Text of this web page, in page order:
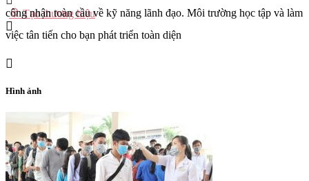
Tạo thương hiệu
công nhận toàn cầu về kỹ năng lãnh đạo. Môi trường học tập và làm
việc tân tiến cho bạn phát triển toàn diện
Hình ảnh